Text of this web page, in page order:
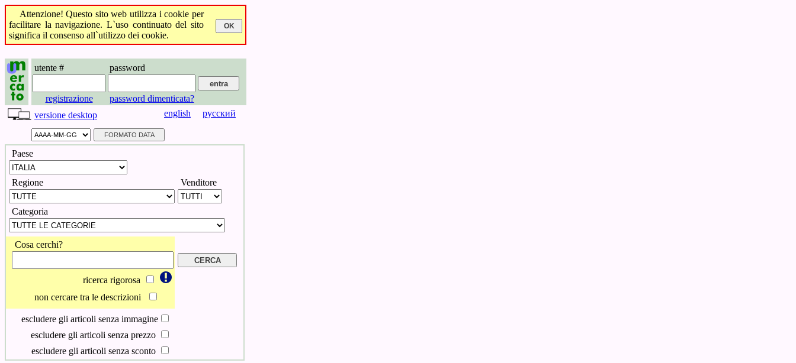
Attenzione! Questo sito web utilizza i cookie per
facilitare la navigazione. L`uso continuato del sito
significa il consenso all`utilizzo dei cookie.
utente # password
registrazione
password dimenticata?
versione desktop
english русский
Paese
Regione Venditore
Categoria
Cosa cerchi?
ricerca rigorosa
non cercare tra le descrizioni
escludere gli articoli senza immagine
escludere gli articoli senza prezzo
escludere gli articoli senza sconto